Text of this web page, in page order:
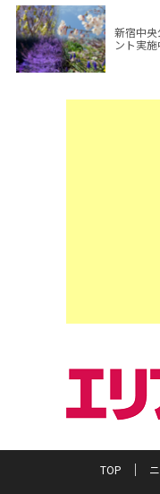
新宿中
ント実
TOP